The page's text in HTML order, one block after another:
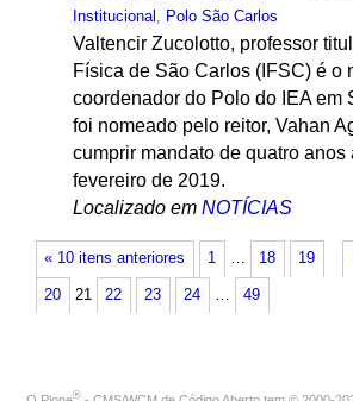
Institucional , Polo São Carlos
Valtencir Zucolotto, professor
Física de São Carlos (IFSC) é o
coordenador do Polo do IEA em
foi nomeado pelo reitor, Vahan
cumprir mandato de quatro anos
fevereiro de 2019.
Localizado em NOTÍCIAS
« 10 itens anteriores 1 … 18 19
20 21 22 23 24 … 49
®